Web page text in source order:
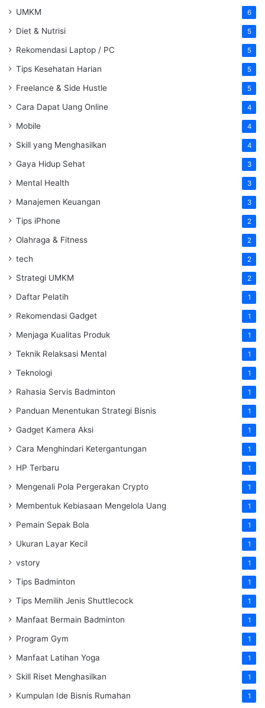
UMKM 6
Diet & Nutrisi 5
Rekomendasi Laptop / PC 5
Tips Kesehatan Harian 5
Freelance & Side Hustle 5
Cara Dapat Uang Online 4
Mobile 4
Skill yang Menghasilkan 4
Gaya Hidup Sehat 3
Mental Health 3
Manajemen Keuangan 3
Tips iPhone 2
Olahraga & Fitness 2
tech 2
Strategi UMKM 2
Daftar Pelatih 1
Rekomendasi Gadget 1
Menjaga Kualitas Produk 1
Teknik Relaksasi Mental 1
Teknologi 1
Rahasia Servis Badminton 1
Panduan Menentukan Strategi Bisnis 1
Gadget Kamera Aksi 1
Cara Menghindari Ketergantungan 1
HP Terbaru 1
Mengenali Pola Pergerakan Crypto 1
Membentuk Kebiasaan Mengelola Uang 1
Pemain Sepak Bola 1
Ukuran Layar Kecil 1
vstory 1
Tips Badminton 1
Tips Memilih Jenis Shuttlecock 1
Manfaat Bermain Badminton 1
Program Gym 1
Manfaat Latihan Yoga 1
Skill Riset Menghasilkan 1
Kumpulan Ide Bisnis Rumahan 1